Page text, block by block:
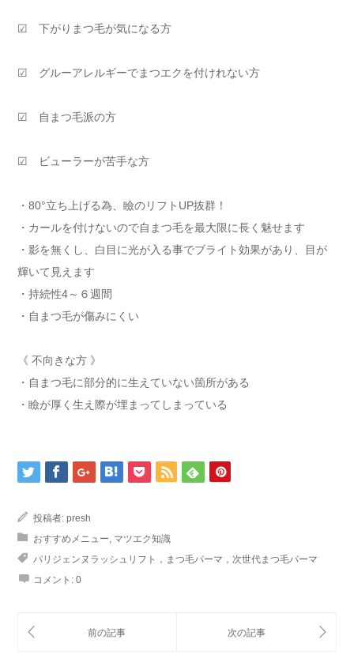
☑ 下がりまつ毛が気になる方
☑ グルーアレルギーでまつエクを付けれない方
☑ 自まつ毛派の方
☑ ビューラーが苦手な方
・80°立ち上げる為、瞼のリフトUP抜群！
・カールを付けないので自まつ毛を最大限に長く魅せます
・影を無くし、白目に光が入る事でブライト効果があり、目が
輝いて見えます
・持続性4～６週間
・自まつ毛が傷みにくい
《 不向きな方 》
・自まつ毛に部分的に生えていない箇所がある
・瞼が厚く生え際が埋まってしまっている
投稿者: presh
おすすめメニュー マツエク知識
パリジェンヌラッシュリフト，まつ毛パーマ，次世代まつ毛パーマ
コメント: 0